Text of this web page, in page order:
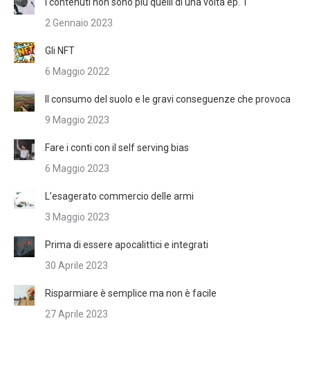
2 Gennaio 2023
Gli NFT
6 Maggio 2022
Il consumo del suolo e le gravi conseguenze che provoca
9 Maggio 2023
Fare i conti con il self serving bias
6 Maggio 2023
L’esagerato commercio delle armi
3 Maggio 2023
Prima di essere apocalittici e integrati
30 Aprile 2023
Risparmiare è semplice ma non è facile
27 Aprile 2023